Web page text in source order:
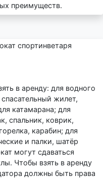
преимуществ.
в аренду: для водного
жилет,
катамарана; для
спальник, коврик,
карабин; для
и палки, шатёр
могут сдаваться
Чтобы взять в аренду
должны быть права